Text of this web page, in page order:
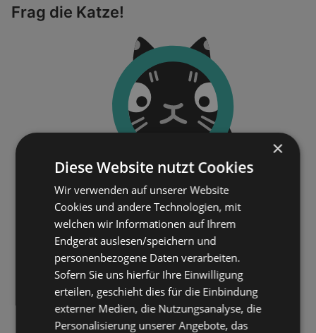
Frag die Katze!
×
Diese Website nutzt Cookies
Wir verwenden auf unserer Website
Cookies und andere Technologien, mit
welchen wir Informationen auf Ihrem
Endgerät auslesen/speichern und
personenbezogene Daten verarbeiten.
Sofern Sie uns hierfür Ihre Einwilligung
erteilen, geschieht dies für die Einbindung
externer Medien, die Nutzungsanalyse, die
Personalisierung unserer Angebote, das